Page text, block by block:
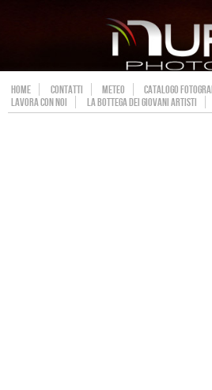
HOME CONTATTI METEO
CATALOGO
LAVORA CON NOI
LA BOTTEGA DEI GIOVANI ARTISTI